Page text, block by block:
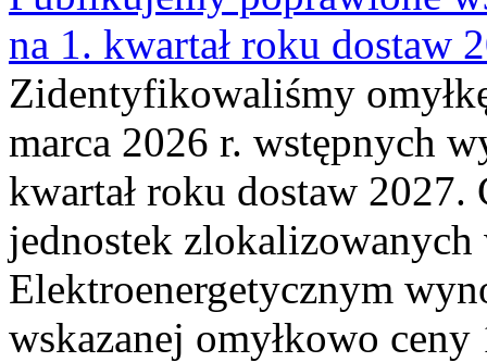
na 1. kwartał roku dostaw
Zidentyfikowaliśmy
marca 2026 r. wstępnych
kwartał roku dostaw
jednostek
Elektroenergetycznym
wskazanej omyłkowo